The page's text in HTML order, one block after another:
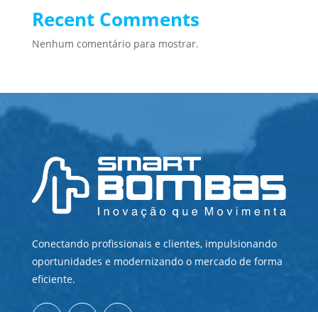
Recent Comments
Nenhum comentário para mostrar.
Conectando profissionais e clientes, impulsionando
oportunidades e modernizando o mercado de forma
eficiente.